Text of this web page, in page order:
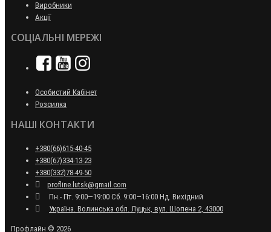
Виробники
Акції
СОЦІАЛЬНІ МЕРЕЖІ
Особистий Кабінет
Розсилка
НАШІ КОНТАКТИ
+380(66)615-40-45
+380(67)334-13-23
+380(332)78-49-50
profline.lutsk@gmail.com
Пн.- Пт. 9:00—19:00 Сб. 9:00—16:00 Нд. Вихідний
Україна. Волинська обл. Луцьк, вул. Шопена 2, 43000
Профлайн © 2026